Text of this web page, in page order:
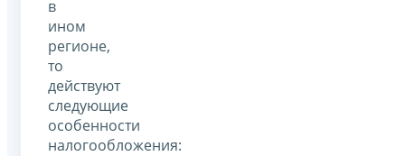
в
ином
регионе,
то
действуют
следующие
особенности
налогообложения: